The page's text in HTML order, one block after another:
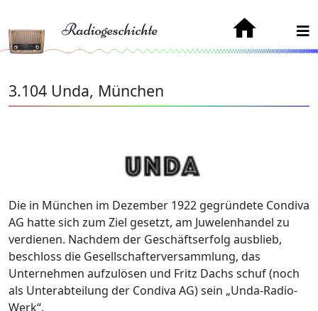
Radiogeschichte
3.104 Unda, München
Die in München im Dezember 1922 gegründete Condiva
AG hatte sich zum Ziel gesetzt, am Juwelenhandel zu
verdienen. Nachdem der Geschäftserfolg ausblieb,
beschloss die Gesellschafterversammlung, das
Unternehmen aufzulösen und Fritz Dachs schuf (noch
als Unterabteilung der Condiva AG) sein „Unda-Radio-
Werk“.